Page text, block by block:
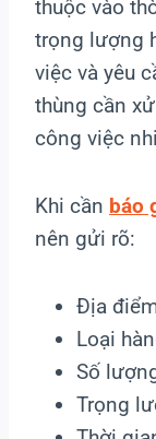
thuộc vào
trọng lượng
việc và yêu
thùng cần
công việc
Khi cần báo
nên gửi rõ:
Địa
Loại
Số
Trọng